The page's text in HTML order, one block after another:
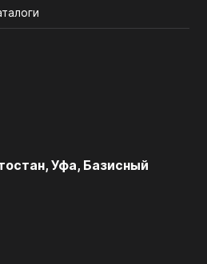
Уфа, Базисный